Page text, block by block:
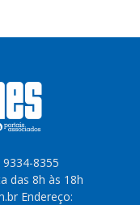
8355
das 8h às 18h
Endereço: